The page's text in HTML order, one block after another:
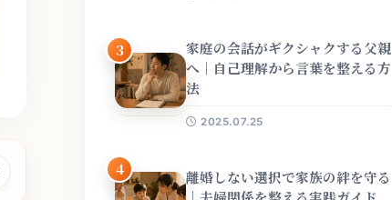
3
家庭の会話がギクシャクする父親
へ｜自己理解から言葉を整える方
法
2025.07.25
4
離婚しない選択で家族の絆を守る